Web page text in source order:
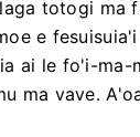
totogi ma
e
ai le fo'i-ma-
ma vave.